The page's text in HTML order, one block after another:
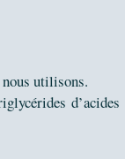
nous utilisons.
d’acides